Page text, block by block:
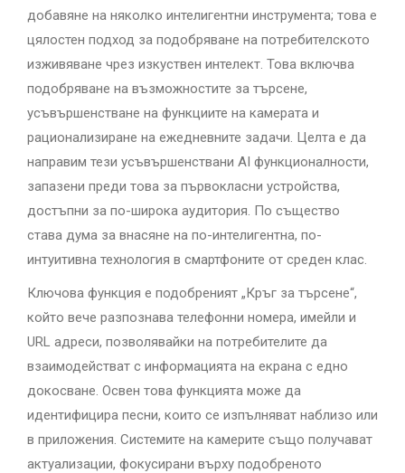
добавяне на няколко интелигентни инструмента; това е
цялостен подход за подобряване на потребителското
изживяване чрез изкуствен интелект. Това включва
подобряване на възможностите за търсене,
усъвършенстване на функциите на камерата и
рационализиране на ежедневните задачи. Целта е да
направим тези усъвършенствани AI функционалности,
запазени преди това за първокласни устройства,
достъпни за по-широка аудитория. По същество
става дума за внасяне на по-интелигентна, по-
интуитивна технология в смартфоните от среден клас.
Ключова функция е подобреният „Кръг за търсене“,
който вече разпознава телефонни номера, имейли и
URL адреси, позволявайки на потребителите да
взаимодействат с информацията на екрана с едно
докосване. Освен това функцията може да
идентифицира песни, които се изпълняват наблизо или
в приложения. Системите на камерите също получават
актуализации, фокусирани върху подобреното